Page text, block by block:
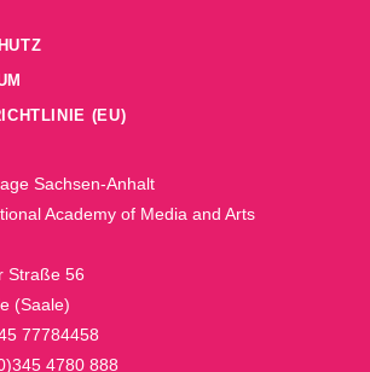
(EU)
Sachsen-Anhalt
Academy of Media and Arts
Straße 56
(Saale)
77784458
4780 888